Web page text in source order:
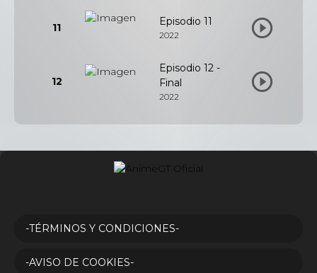
11 Episodio 11
2022
12
Episodio 12 -
Final
2022
-TÉRMINOS Y CONDICIONES-
-AVISO DE COOKIES-